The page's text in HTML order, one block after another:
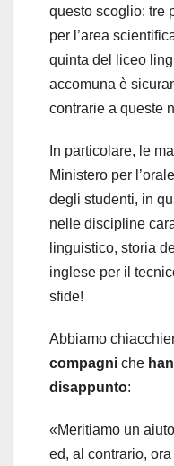
questo scoglio: tre
per l’area
quinta del liceo
accomuna è
contrarie a queste
In particolare, le
Ministero per
degli studenti, in
nelle discipline
linguistico, storia
inglese per il
sfide!
Abbiamo
compagni che
disappunto:
«Meritiamo un
ed, al contrario,